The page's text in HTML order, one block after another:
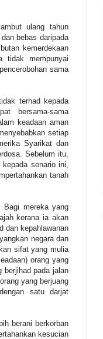
ulang tahun
bebas daripada
kemerdekaan
tidak mempunyai
sama
terhad kepada
bersama-sama
keadaan aman
setiap
Syarikat dan
Sebelum itu,
senario ini,
tanah
Bagi mereka yang
kerana ia akan
dan kepahlawanan
negara dan
sifat yang mulia
orang yang
berjihad pada jalan
yang berjuang
satu darjat
berani berkorban
kesucian